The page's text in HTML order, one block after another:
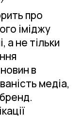
про
іміджу
а не тільки
в
медіа,